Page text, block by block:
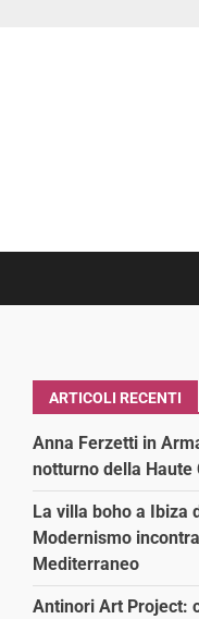
ARTICOLI RECENTI
Anna Ferzetti in
notturno della Haute
La villa boho a Ibiza
Modernismo
Mediterraneo
Antinori Art Project: